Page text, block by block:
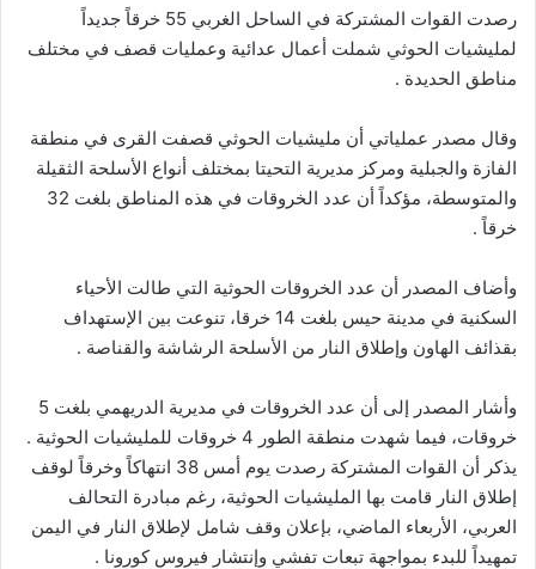
رصدت القوات المشتركة في الساحل الغربي 55 خرقاً جديداً
لمليشيات الحوثي شملت أعمال عدائية وعمليات قصف في مختلف
مناطق الحديدة .
وقال مصدر عملياتي أن مليشيات الحوثي قصفت القرى في منطقة
الفازة والجبلية ومركز مديرية التحيتا بمختلف أنواع الأسلحة الثقيلة
والمتوسطة، مؤكداً أن عدد الخروقات في هذه المناطق بلغت 32
خرقاً .
وأضاف المصدر أن عدد الخروقات الحوثية التي طالت الأحياء
السكنية في مدينة حيس بلغت 14 خرقا، تنوعت بين الإستهداف
بقذائف الهاون وإطلاق النار من الأسلحة الرشاشة والقناصة .
وأشار المصدر إلى أن عدد الخروقات في مديرية الدريهمي بلغت 5
خروقات، فيما شهدت منطقة الطور 4 خروقات للمليشيات الحوثية .
يذكر أن القوات المشتركة رصدت يوم أمس 38 انتهاكاً وخرقاً لوقف
إطلاق النار قامت بها المليشيات الحوثية، رغم مبادرة التحالف
العربي، الأربعاء الماضي، بإعلان وقف شامل لإطلاق النار في اليمن
تمهيداً للبدء بمواجهة تبعات تفشي وإنتشار فيروس كورونا .